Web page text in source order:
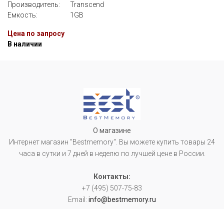
Производитель:
Transcend
Емкость:
1GB
Цена по запросу
В наличии
О магазине
Интернет магазин "Bestmemory". Вы можете купить товары 24
часа в сутки и 7 дней в неделю по лучшей цене в России.
Контакты:
+7 (495) 507-75-83
Email: info@bestmemory.ru